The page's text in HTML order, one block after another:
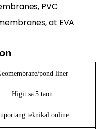
PVC
at EVA
pond liner
Higit sa 5 taon
teknikal online